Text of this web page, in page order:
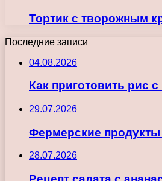
Тортик с творожным
Последние записи
04.08.2026
Как приготовить рис
29.07.2026
Фермерские продукты
28.07.2026